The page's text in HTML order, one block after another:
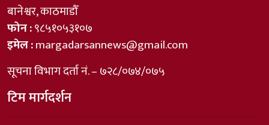
बानेश्वर, काठमाडौँ
फोन :९८५१०५३१०७
इमेल :margadarsannews@gmail.com
सूचना विभाग दर्ता नं. – ७२८/०७४/०७५
टिम मार्गदर्शन